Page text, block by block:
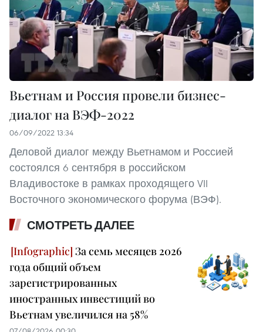
Вьетнам и Россия провели бизнес-
диалог на ВЭФ-2022
06/09/2022 13:34
Деловой диалог между Вьетнамом и Россией
состоялся 6 сентября в российском
Владивостоке в рамках проходящего VII
Восточного экономического форума (ВЭФ).
СМОТРЕТЬ ДАЛЕЕ
За семь месяцев 2026
года общий объем
зарегистрированных
иностранных инвестиций во
Вьетнам увеличился на 58%